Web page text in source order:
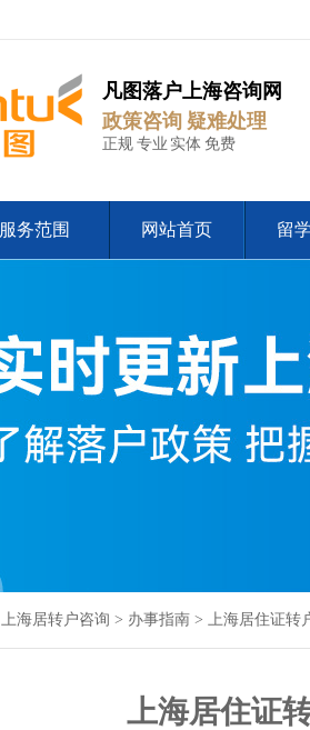
凡图落户上海咨询网
政策咨询 疑难处理
正规 专业 实体 免费
服务范围 网站首页 留
上海居转户咨询 > 办事指南 > 上海居住证转
上海居住证